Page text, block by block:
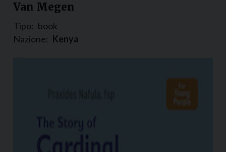
Van Megen
Tipo: book
Nazione: Kenya